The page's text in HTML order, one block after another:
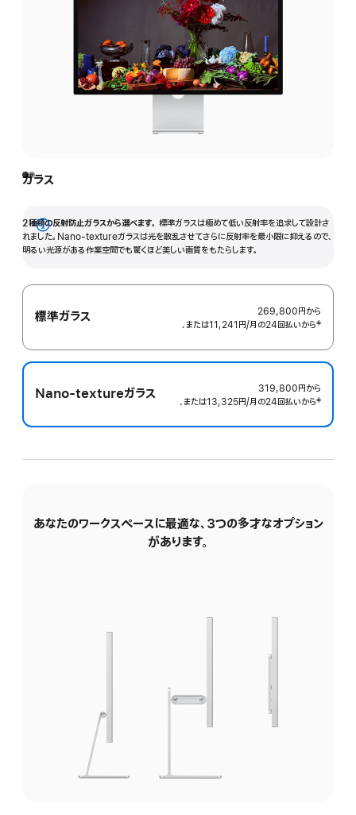
ガラス
2種類の反射防止ガラスから選べます。 標準ガラスは極めて低い反射率を追求して設計さ
れました。Nano-textureガラスは光を散乱させてさらに反射率を最小限に抑えるので、
明るい光源がある作業空間でも驚くほど美しい画質をもたらします。
詳
細
表
示
標準ガラス 269,800円から
、または11,241円/月 月
の24回払いから 脚注
‡
Nano-textureガラス 319,800円から
、または13,325円/月 月
の24回払いから 脚注
‡
あなたのワークスペースに最適な、3つの多才なオプション
があります。